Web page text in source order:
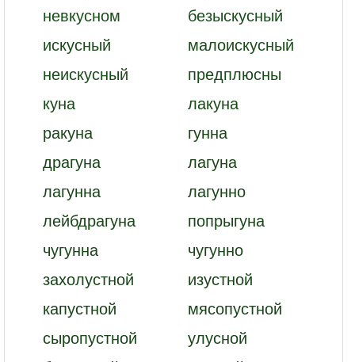
невкусном
безыскусный
искусный
малоискусный
неискусный
предплюсны
куна
лакуна
ракуна
гунна
драгуна
лагуна
лагунна
лагунно
лейбдрагуна
попрыгуна
чугунна
чугунно
захолустной
изустной
капустной
мясопустной
сыропустной
улусной